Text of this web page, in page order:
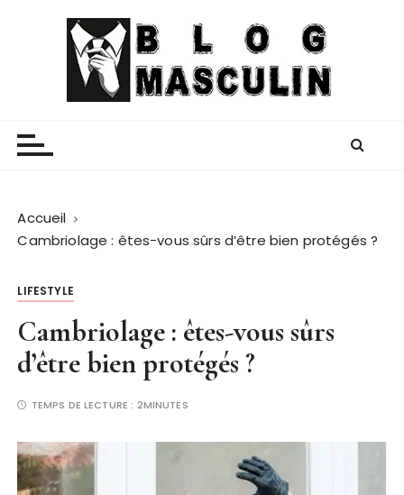
Accueil
Cambriolage : êtes-vous sûrs d’être bien protégés ?
LIFESTYLE
Cambriolage : êtes-vous sûrs
d’être bien protégés ?
TEMPS DE LECTURE : 2MINUTES